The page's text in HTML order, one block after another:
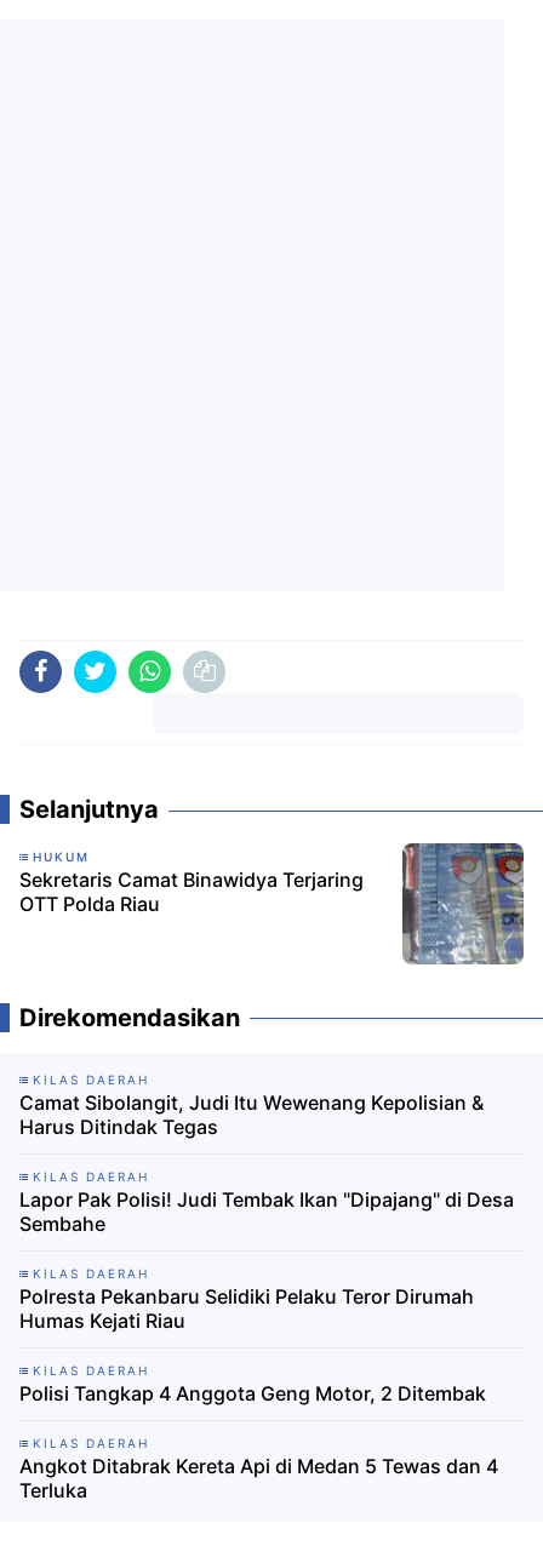
Selanjutnya
HUKUM
Sekretaris Camat Binawidya Terjaring
OTT Polda Riau
Direkomendasikan
KILAS DAERAH
Camat Sibolangit, Judi Itu Wewenang Kepolisian &
Harus Ditindak Tegas
KILAS DAERAH
Lapor Pak Polisi! Judi Tembak Ikan "Dipajang" di Desa
Sembahe
KILAS DAERAH
Polresta Pekanbaru Selidiki Pelaku Teror Dirumah
Humas Kejati Riau
KILAS DAERAH
Polisi Tangkap 4 Anggota Geng Motor, 2 Ditembak
KILAS DAERAH
Angkot Ditabrak Kereta Api di Medan 5 Tewas dan 4
Terluka